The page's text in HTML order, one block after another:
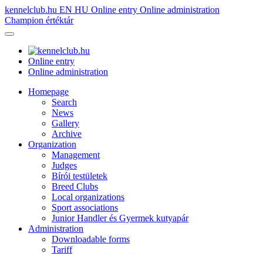
kennelclub.hu EN HU Online entry Online administration
Champion értéktár
Online entry
Online administration
Homepage
Search
News
Gallery
Archive
Organization
Management
Judges
Bírói testületek
Breed Clubs
Local organizations
Sport associations
Junior Handler és Gyermek kutyapár
Administration
Downloadable forms
Tariff